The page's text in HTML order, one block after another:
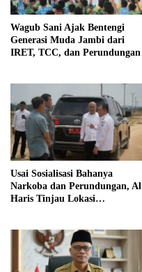
Wagub Sani Ajak Bentengi
Generasi Muda Jambi dari
IRET, TCC, dan Perundungan
Usai Sosialisasi Bahanya
Narkoba dan Perundungan, Al
Haris Tinjau Lokasi